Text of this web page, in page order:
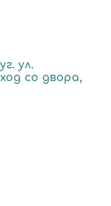
ул.
со двора,